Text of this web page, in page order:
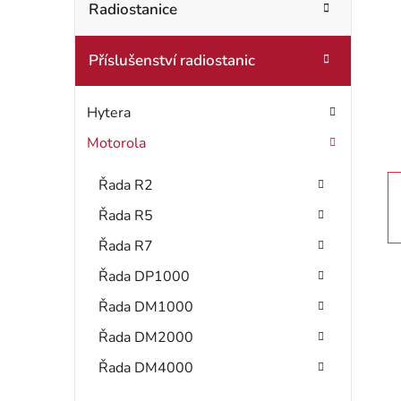
r
a
n
n
r
e
Radiostanice
Příslušenství radiostanic
Hytera
Motorola
Řada R2
Řada R5
Řada R7
Řada DP1000
Řada DM1000
Řada DM2000
Řada DM4000